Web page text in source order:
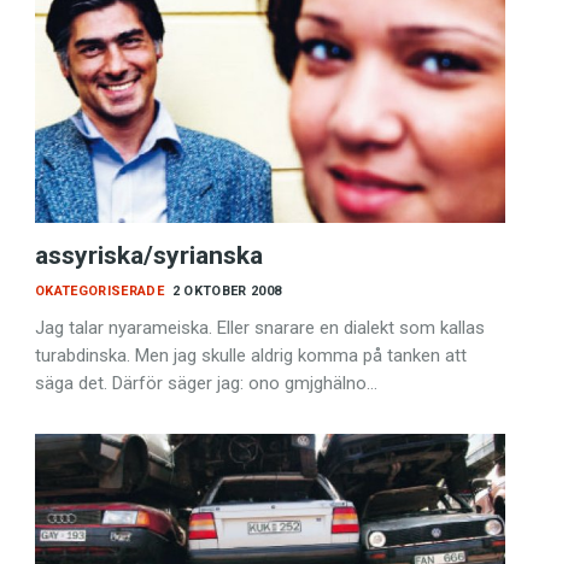
assyriska/syrianska
2 OKTOBER 2008
OKATEGORISERADE
Jag talar nyarameiska. Eller snarare en dialekt som kallas
turabdinska. Men jag skulle aldrig komma på tanken att
säga det. Därför säger jag: ono gmjghälno…